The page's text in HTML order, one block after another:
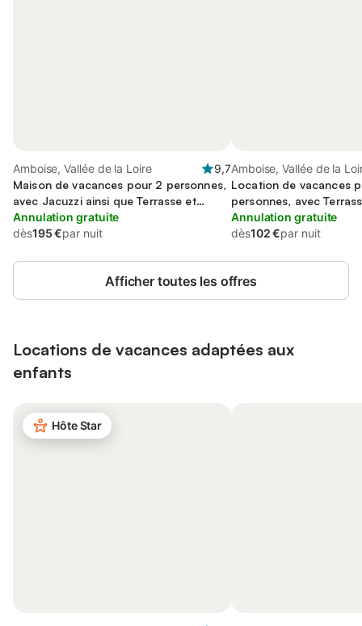
Amboise, Vallée de la Loire
9,7
Maison de vacances pour 2 personnes,
avec Jacuzzi ainsi que Terrasse et
Jardin
Annulation gratuite
dès195 €par nuit
Amboise, Vallée de la
Location de vacances
personnes, avec
Jardin et Vue
Annulation gratuite
dès102 €par nuit
Afficher toutes les offres
Locations de vacances adaptées aux
enfants
Hôte Star